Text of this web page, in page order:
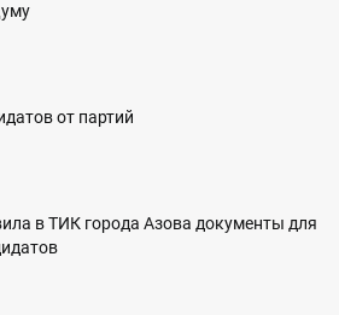
от партий
в ТИК города Азова документы для